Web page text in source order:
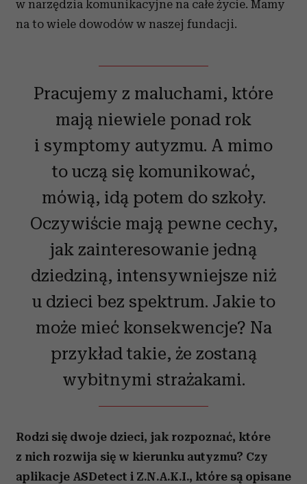
w narzędzia komunikacyjne na całe życie. Mamy
na to wiele dowodów w naszej fundacji.
Pracujemy z maluchami, które
mają niewiele ponad rok
i symptomy autyzmu. A mimo
to uczą się komunikować,
mówią, idą potem do szkoły.
Oczywiście mają pewne cechy,
jak zainteresowanie jedną
dziedziną, intensywniejsze niż
u dzieci bez spektrum. Jakie to
może mieć konsekwencje? Na
przykład takie, że zostaną
wybitnymi strażakami.
Rodzi się dwoje dzieci, jak rozpoznać, które
z nich rozwija się w kierunku autyzmu? Czy
aplikacje ASDetect i Z.N.A.K.I., które są opisane